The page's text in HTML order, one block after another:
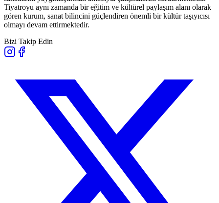
Tiyatroyu aynı zamanda bir eğitim ve kültürel paylaşım alanı olarak
gören kurum, sanat bilincini güçlendiren önemli bir kültür taşıyıcısı
olmayı devam ettirmektedir.
Bizi Takip Edin